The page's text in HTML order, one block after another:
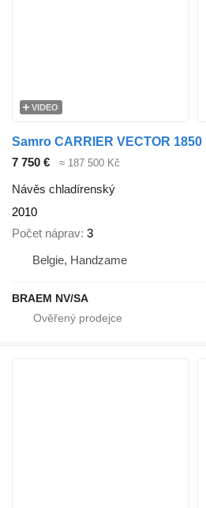
VIDEO
Samro CARRIER VECTOR 1850
7 750 €
≈ 187 500 Kč
Návěs chladírenský
2010
Počet náprav 3
Belgie, Handzame
BRAEM NV/SA